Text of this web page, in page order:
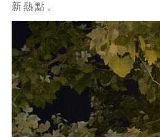
新熱點。